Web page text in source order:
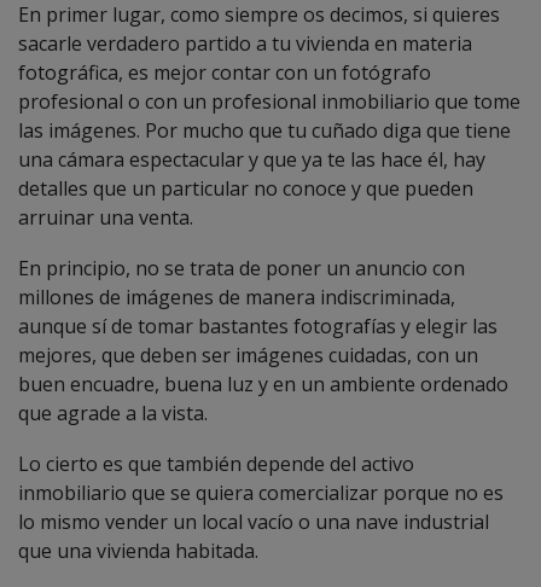
En primer lugar, como siempre os decimos, si quieres
sacarle verdadero partido a tu vivienda en materia
fotográfica, es mejor contar con un fotógrafo
profesional o con un profesional inmobiliario que tome
las imágenes. Por mucho que tu cuñado diga que tiene
una cámara espectacular y que ya te las hace él, hay
detalles que un particular no conoce y que pueden
arruinar una venta.
En principio, no se trata de poner un anuncio con
millones de imágenes de manera indiscriminada,
aunque sí de tomar bastantes fotografías y elegir las
mejores, que deben ser imágenes cuidadas, con un
buen encuadre, buena luz y en un ambiente ordenado
que agrade a la vista.
Lo cierto es que también depende del activo
inmobiliario que se quiera comercializar porque no es
lo mismo vender un local vacío o una nave industrial
que una vivienda habitada.